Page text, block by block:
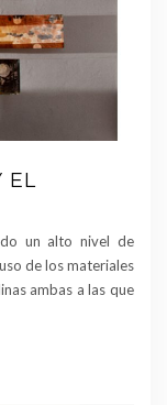
EL
un alto nivel de
de los materiales
ambas a las que